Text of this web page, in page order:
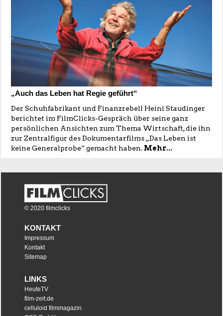
„Auch das Leben hat Regie geführt“
Der Schuhfabrikant und Finanzrebell Heini Staudinger
berichtet im FilmClicks-Gespräch über seine ganz
persönlichen Ansichten zum Thema Wirtschaft, die ihn
zur Zentralfigur des Dokumentarfilms „Das Leben ist
keine Generalprobe“ gemacht haben. Mehr...
© 2020 filmclicks
KONTAKT
Impressum
Kontakt
Sitemap
LINKS
HeuteTV
film-zeit.de
celluloid filmmagazin